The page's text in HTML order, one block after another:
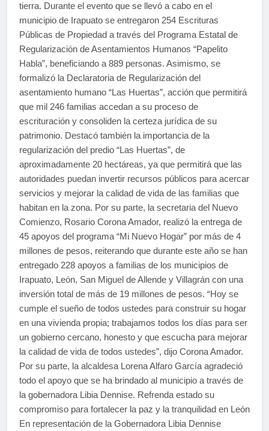
tierra. Durante el evento que se llevó a cabo en el
municipio de Irapuato se entregaron 254 Escrituras
Públicas de Propiedad a través del Programa Estatal de
Regularización de Asentamientos Humanos “Papelito
Habla”, beneficiando a 889 personas. Asimismo, se
formalizó la Declaratoria de Regularización del
asentamiento humano “Las Huertas”, acción que permitirá
que mil 246 familias accedan a su proceso de
escrituración y consoliden la certeza jurídica de su
patrimonio. Destacó también la importancia de la
regularización del predio “Las Huertas”, de
aproximadamente 20 hectáreas, ya que permitirá que las
autoridades puedan invertir recursos públicos para acercar
servicios y mejorar la calidad de vida de las familias que
habitan en la zona. Por su parte, la secretaria del Nuevo
Comienzo, Rosario Corona Amador, realizó la entrega de
45 apoyos del programa “Mi Nuevo Hogar” por más de 4
millones de pesos, reiterando que durante este año se han
entregado 228 apoyos a familias de los municipios de
Irapuato, León, San Miguel de Allende y Villagrán con una
inversión total de más de 19 millones de pesos. “Hoy se
cumple el sueño de todos ustedes para construir su hogar
en una vivienda propia; trabajamos todos los días para ser
un gobierno cercano, honesto y que escucha para mejorar
la calidad de vida de todos ustedes”, dijo Corona Amador.
Por su parte, la alcaldesa Lorena Alfaro García agradeció
todo el apoyo que se ha brindado al municipio a través de
la gobernadora Libia Dennise. Refrenda estado su
compromiso para fortalecer la paz y la tranquilidad en León
En representación de la Gobernadora Libia Dennise